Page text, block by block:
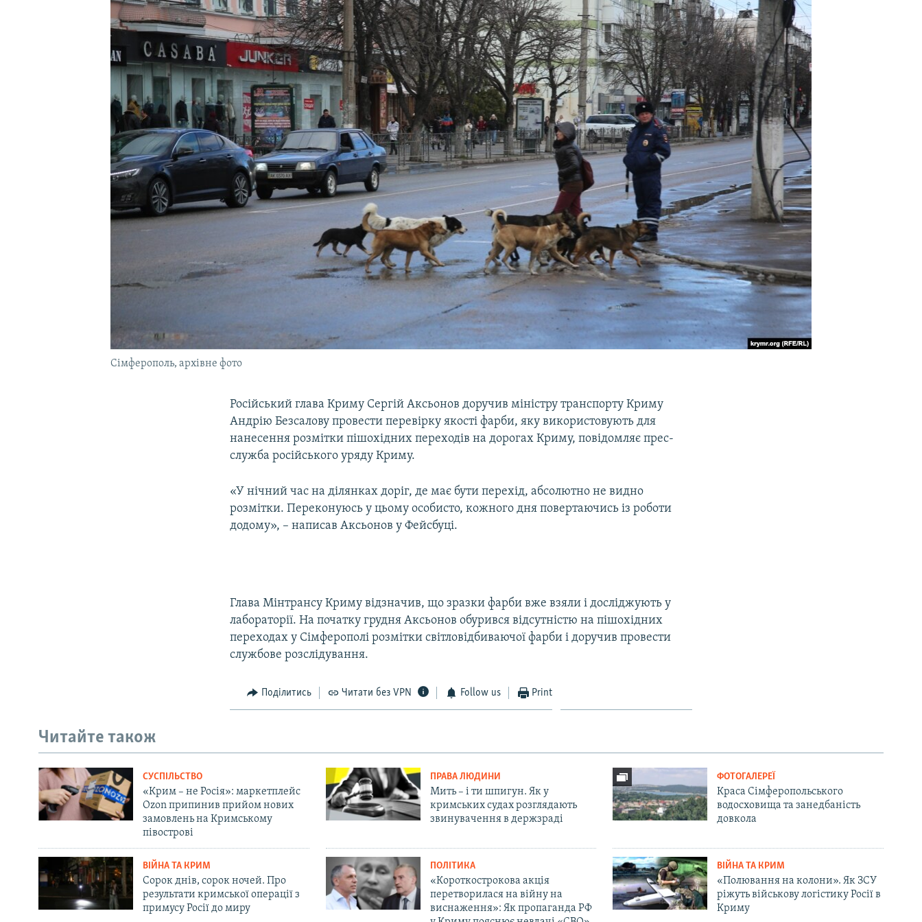
УКРАЇНСЬКА ПРОБЛЕМА КРИМУ
Сімферополь, архівне фото
Російський глава Криму Сергій Аксьонов доручив міністру транспорту Криму
Андрію Безсалову провести перевірку якості фарби, яку використовують для
нанесення розмітки пішохідних переходів на дорогах Криму, повідомляє прес-
служба російського уряду Криму.
«У нічний час на ділянках доріг, де має бути перехід, абсолютно не видно
розмітки. Переконуюсь у цьому особисто, кожного дня повертаючись із роботи
додому», – написав Аксьонов у Фейсбуці.
Глава Мінтрансу Криму відзначив, що зразки фарби вже взяли і досліджують у
лабораторії. На початку грудня Аксьонов обурився відсутністю на пішохідних
переходах у Сімферополі розмітки світловідбиваючої фарби і доручив провести
службове розслідування.
Поділитись Читати без VPN Follow us Print
Читайте також
СУСПІЛЬСТВО
«Крим – не Росія»: маркетплейс
Ozon припинив прийом нових
замовлень на Кримському
півострові
ПРАВА ЛЮДИНИ
Мить – і ти шпигун. Як у
кримських судах розглядають
звинувачення в держзраді
ФОТОГАЛЕРЕЇ
Краса Сімферопольського
водосховища та занедбаність
довкола
ВІЙНА ТА КРИМ
Сорок днів, сорок ночей. Про
результати кримської операції з
примусу Росії до миру
ПОЛІТИКА
«Короткострокова акція
перетворилася на війну на
виснаження»: Як пропаганда РФ
ВІЙНА ТА КРИМ
«Полювання на колони». Як ЗСУ
ріжуть військову логістику Росії в
Криму